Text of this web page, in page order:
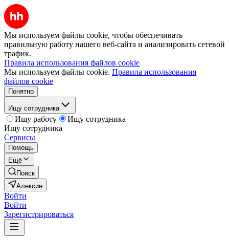
Мы используем файлы cookie, чтобы обеспечивать
правильную работу нашего веб-сайта и анализировать сетевой
трафик.
Правила использования файлов cookie
Мы используем файлы cookie. Правила использования
файлов cookie
Понятно
Ищу сотрудника
Ищу работу
Ищу сотрудника
Ищу сотрудника
Сервисы
Помощь
Ещё
Поиск
Алексин
Войти
Войти
Зарегистрироваться